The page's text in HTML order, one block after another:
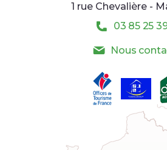
1 rue Chevalière -
03 85 25
Nous